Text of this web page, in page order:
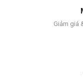
Giảm giá